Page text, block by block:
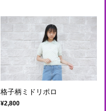
格子柄ミドリポロ
¥2,800